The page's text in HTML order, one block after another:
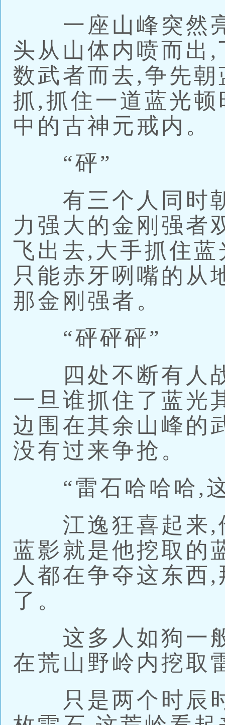
一座山峰突然亮
头从山体内喷而出
数武者而去,争先
抓,抓住一道蓝光
中的古神元戒内。
“砰”
有三个人同时朝
力强大的金刚强者
飞出去,大手抓住
只能赤牙咧嘴的从
那金刚强者。
“砰砰砰”
四处不断有人战
一旦谁抓住了蓝光
边围在其余山峰的
没有过来争抢。
“雷石哈哈哈,这
江逸狂喜起来,
蓝影就是他挖取的
人都在争夺这东西
了。
这多人如狗一般
在荒山野岭内挖取
只是两个时辰时